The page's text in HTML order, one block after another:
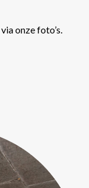
via onze foto’s.